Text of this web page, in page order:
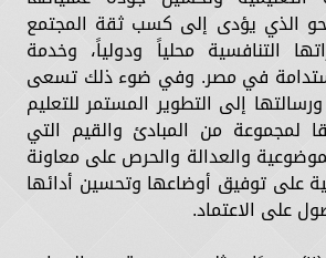
الذي يؤدى إلى كسب ثقة المجتمع
التنافسية محلياً ودولياً، وخدمة
في مصر. وفي ضوء ذلك تسعى
إلى التطوير المستمر للتعليم
لمجموعة من المبادئ والقيم التي
والعدالة والحرص على معاونة
على توفيق أوضاعها وتحسين أدائها
على الاعتماد.